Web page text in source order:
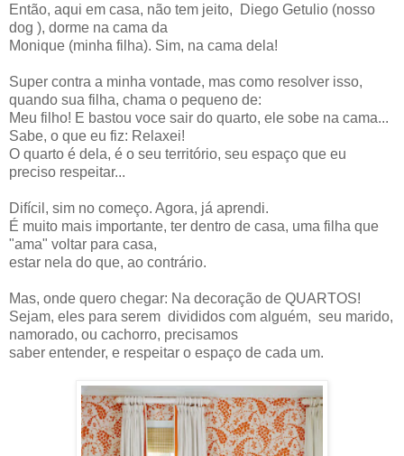
Então, aqui em casa, não tem jeito, Diego Getulio (nosso
dog ), dorme na cama da
Monique (minha filha). Sim, na cama dela!
Super contra a minha vontade, mas como resolver isso,
quando sua filha, chama o pequeno de:
Meu filho! E bastou voce sair do quarto, ele sobe na cama...
Sabe, o que eu fiz: Relaxei!
O quarto é dela, é o seu território, seu espaço que eu
preciso respeitar...
Difícil, sim no começo. Agora, já aprendi.
É muito mais importante, ter dentro de casa, uma filha que
"ama" voltar para casa,
estar nela do que, ao contrário.
Mas, onde quero chegar: Na decoração de QUARTOS!
Sejam, eles para serem divididos com alguém, seu marido,
namorado, ou cachorro, precisamos
saber entender, e respeitar o espaço de cada um.